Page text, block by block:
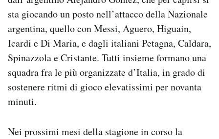
sta giocando un posto nell’attacco della Nazionale
argentina, quello con Messi, Aguero, Higuain,
Icardi e Di Maria, e dagli italiani Petagna, Caldara,
Spinazzola e Cristante. Tutti insieme formano una
squadra fra le più organizzate d’Italia, in grado di
sostenere ritmi di gioco elevatissimi per novanta
minuti.
Nei prossimi mesi della stagione in corso la